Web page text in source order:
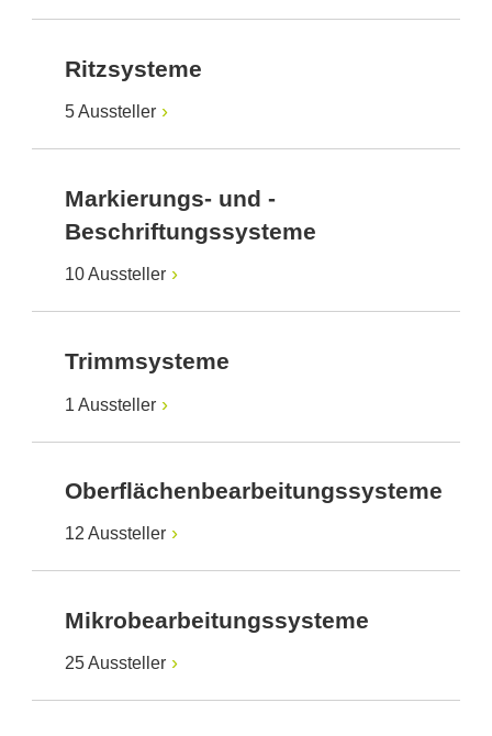
Ritzsysteme
5 Aussteller
Markierungs- und -
Beschriftungssysteme
10 Aussteller
Trimmsysteme
1 Aussteller
Oberflächenbearbeitungssysteme
12 Aussteller
Mikrobearbeitungssysteme
25 Aussteller